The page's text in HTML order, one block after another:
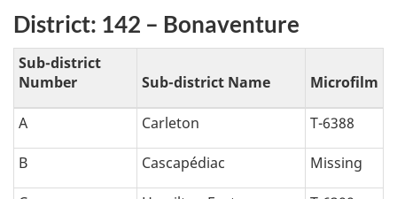
District: 142 – Bonaventure
Sub-district
Number
Sub-district Name Microfilm
A Carleton T-6388
B Cascapédiac Missing